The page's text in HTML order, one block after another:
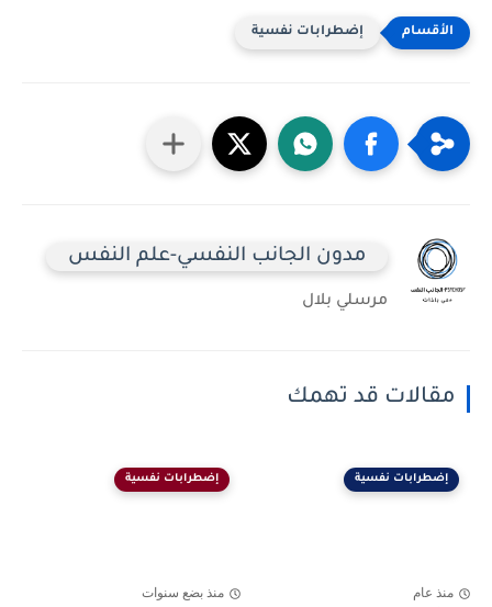
إضطرابات نفسية
مدون الجانب النفسي-علم النفس
مرسلي بلال
مقالات قد تهمك
إضطرابات نفسية
منذ عام
إضطرابات نفسية
منذ بضع سنوات